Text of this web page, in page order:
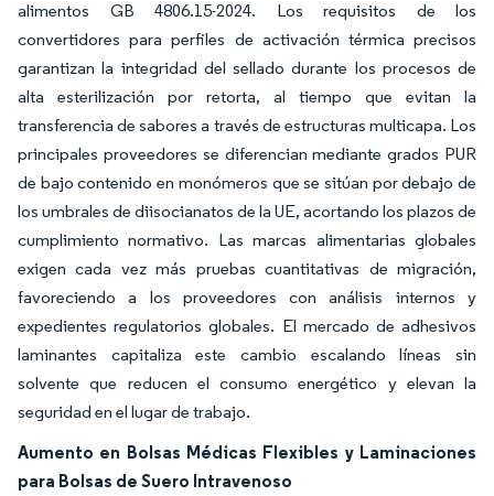
alimentos GB 4806.15-2024. Los requisitos de los
convertidores para perfiles de activación térmica precisos
garantizan la integridad del sellado durante los procesos de
alta esterilización por retorta, al tiempo que evitan la
transferencia de sabores a través de estructuras multicapa. Los
principales proveedores se diferencian mediante grados PUR
de bajo contenido en monómeros que se sitúan por debajo de
los umbrales de diisocianatos de la UE, acortando los plazos de
cumplimiento normativo. Las marcas alimentarias globales
exigen cada vez más pruebas cuantitativas de migración,
favoreciendo a los proveedores con análisis internos y
expedientes regulatorios globales. El mercado de adhesivos
laminantes capitaliza este cambio escalando líneas sin
solvente que reducen el consumo energético y elevan la
seguridad en el lugar de trabajo.
Aumento en Bolsas Médicas Flexibles y Laminaciones
para Bolsas de Suero Intravenoso